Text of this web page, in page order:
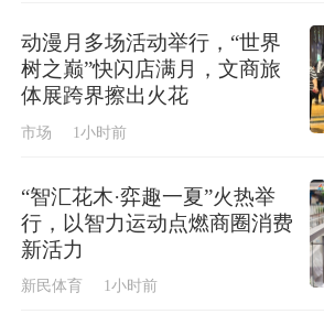
动漫月多场活动举行，“世界
树之巅”快闪店满月，文商旅
体展跨界擦出火花
市场 1小时前
“智汇花木·弈趣一夏”火热举
行，以智力运动点燃商圈消费
新活力
新民体育 1小时前